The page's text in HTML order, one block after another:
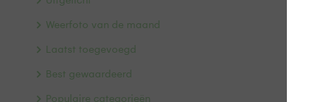
Weerfoto van de maand
Laatst toegevoegd
Best gewaardeerd
Populaire categorieën